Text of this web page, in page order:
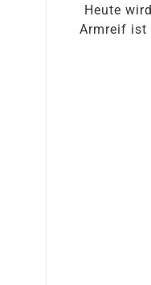
Heute
Armreif ist